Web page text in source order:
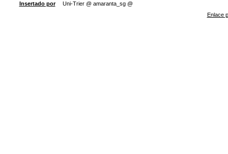
Insertado por
Uni-Trier @ amaranta_sg @
Enlace